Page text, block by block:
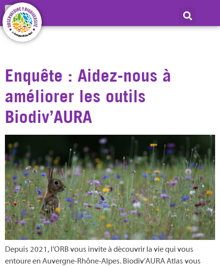
Mois :
2022
Enquête : Aidez-nous à
améliorer les outils
Biodiv’AURA
Depuis 2021, l’ORB vous invite à découvrir la vie qui vous
entoure en Auvergne-Rhône-Alpes. Biodiv’AURA Atlas vous